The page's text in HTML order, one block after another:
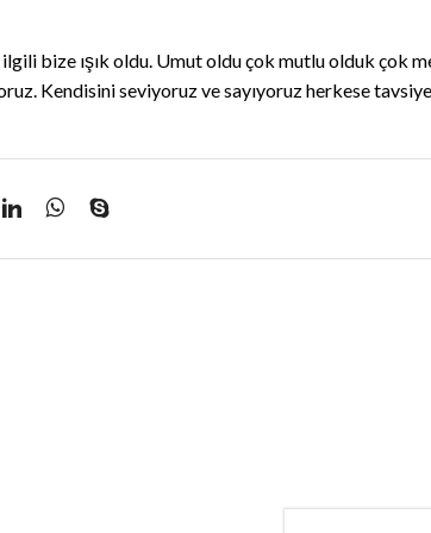
bize ışık oldu. Umut oldu çok mutlu olduk çok
Kendisini seviyoruz ve sayıyoruz herkese